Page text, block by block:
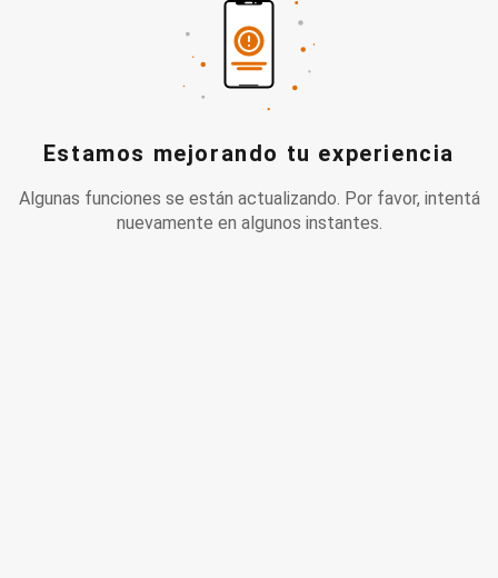
Estamos mejorando tu experiencia
Algunas funciones se están actualizando. Por favor, intentá
nuevamente en algunos instantes.